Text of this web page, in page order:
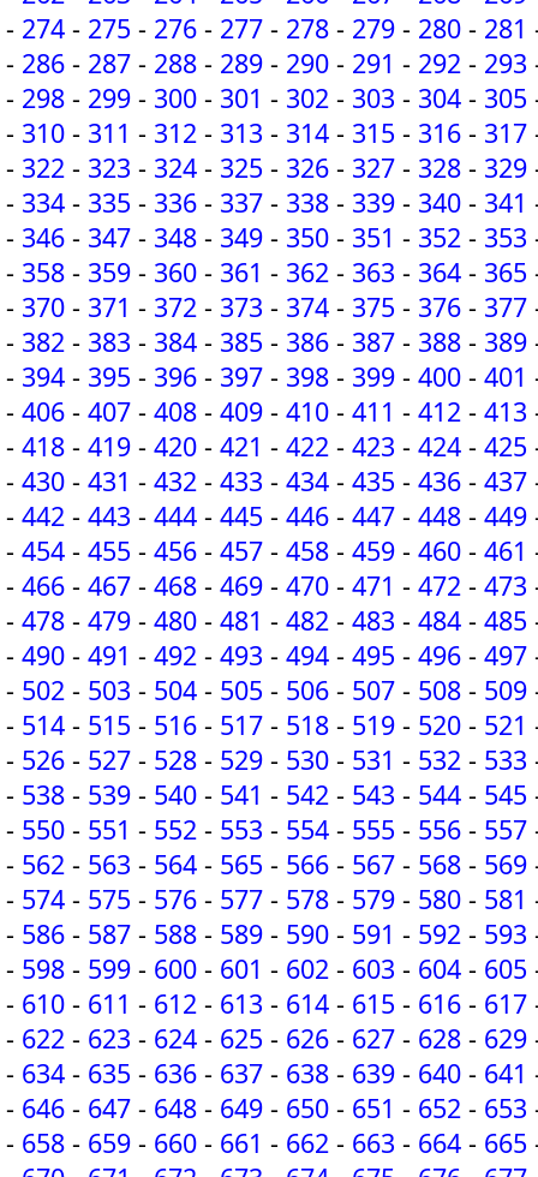
- 274 - 275 - 276 - 277 - 278 - 279 - 280 - 281
- 286 - 287 - 288 - 289 - 290 - 291 - 292 - 293
- 298 - 299 - 300 - 301 - 302 - 303 - 304 - 305
- 310 - 311 - 312 - 313 - 314 - 315 - 316 - 317
- 322 - 323 - 324 - 325 - 326 - 327 - 328 - 329
- 334 - 335 - 336 - 337 - 338 - 339 - 340 - 341
- 346 - 347 - 348 - 349 - 350 - 351 - 352 - 353
- 358 - 359 - 360 - 361 - 362 - 363 - 364 - 365
- 370 - 371 - 372 - 373 - 374 - 375 - 376 - 377
- 382 - 383 - 384 - 385 - 386 - 387 - 388 - 389
- 394 - 395 - 396 - 397 - 398 - 399 - 400 - 401
- 406 - 407 - 408 - 409 - 410 - 411 - 412 - 413
- 418 - 419 - 420 - 421 - 422 - 423 - 424 - 425
- 430 - 431 - 432 - 433 - 434 - 435 - 436 - 437
- 442 - 443 - 444 - 445 - 446 - 447 - 448 - 449
- 454 - 455 - 456 - 457 - 458 - 459 - 460 - 461
- 466 - 467 - 468 - 469 - 470 - 471 - 472 - 473
- 478 - 479 - 480 - 481 - 482 - 483 - 484 - 485
- 490 - 491 - 492 - 493 - 494 - 495 - 496 - 497
- 502 - 503 - 504 - 505 - 506 - 507 - 508 - 509
- 514 - 515 - 516 - 517 - 518 - 519 - 520 - 521
- 526 - 527 - 528 - 529 - 530 - 531 - 532 - 533
- 538 - 539 - 540 - 541 - 542 - 543 - 544 - 545
- 550 - 551 - 552 - 553 - 554 - 555 - 556 - 557
- 562 - 563 - 564 - 565 - 566 - 567 - 568 - 569
- 574 - 575 - 576 - 577 - 578 - 579 - 580 - 581
- 586 - 587 - 588 - 589 - 590 - 591 - 592 - 593
- 598 - 599 - 600 - 601 - 602 - 603 - 604 - 605
- 610 - 611 - 612 - 613 - 614 - 615 - 616 - 617
- 622 - 623 - 624 - 625 - 626 - 627 - 628 - 629
- 634 - 635 - 636 - 637 - 638 - 639 - 640 - 641
- 646 - 647 - 648 - 649 - 650 - 651 - 652 - 653
- 658 - 659 - 660 - 661 - 662 - 663 - 664 - 665